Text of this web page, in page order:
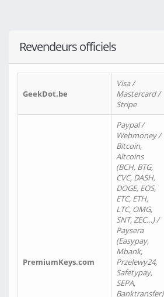
Revendeurs officiels
GeekDot.be
Visa /
Mastercard /
Stripe
PremiumKeys.com
Paypal /
Webmoney /
Bitcoin,
Altcoins
(BCH, BTG,
CVC, DASH,
DOGE, EOS,
ETC, ETH,
LTC, OMG,
SNT, ZEC…) /
Paysera
(Easypay,
Mbank,
Przelewy24,
Safetypay,
SEPA,
Banktransfer)